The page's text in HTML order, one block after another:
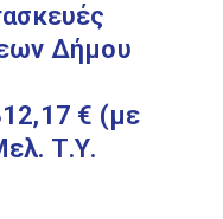
Δήμου
€ (με
Τ.Υ.